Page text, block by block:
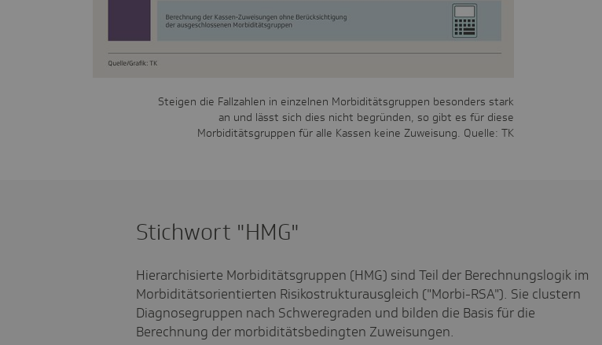
Steigen die Fallzahlen in einzelnen Morbiditätsgruppen besonders stark
an und lässt sich dies nicht begründen, so gibt es für diese
Morbiditätsgruppen für alle Kassen keine Zuweisung. Quelle: TK
Stichwort "HMG"
Hierarchisierte Morbiditätsgruppen (HMG) sind Teil der Berechnungslogik im
Morbiditätsorientierten Risikostrukturausgleich ("Morbi-RSA"). Sie clustern
Diagnosegruppen nach Schweregraden und bilden die Basis für die
Berechnung der morbiditätsbedingten Zuweisungen.